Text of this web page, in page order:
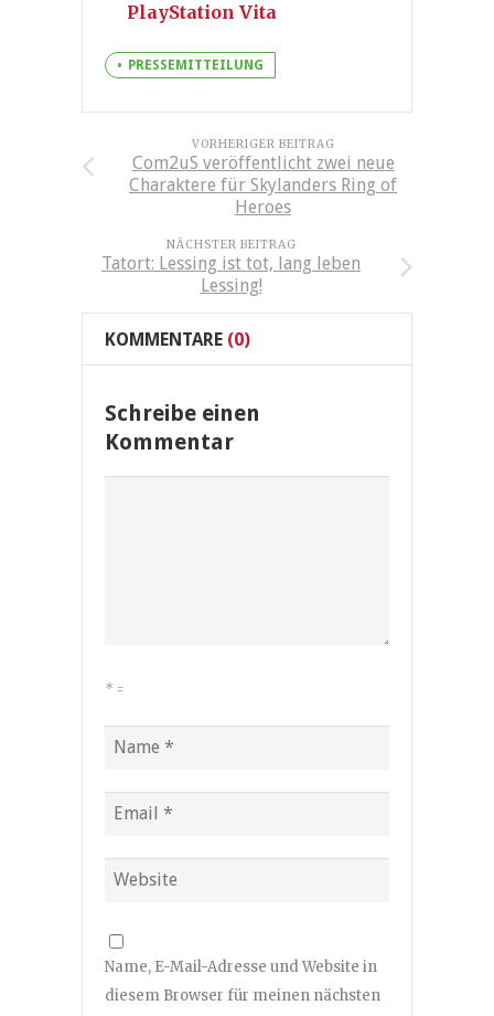
PlayStation Vita
PRESSEMITTEILUNG
VORHERIGER BEITRAG
Com2uS veröffentlicht zwei neue
Charaktere für Skylanders Ring of
Heroes
NÄCHSTER BEITRAG
Tatort: Lessing ist tot, lang leben
Lessing!
KOMMENTARE (0)
Schreibe einen
Kommentar
* =
Name, E-Mail-Adresse und Website in
diesem Browser für meinen nächsten